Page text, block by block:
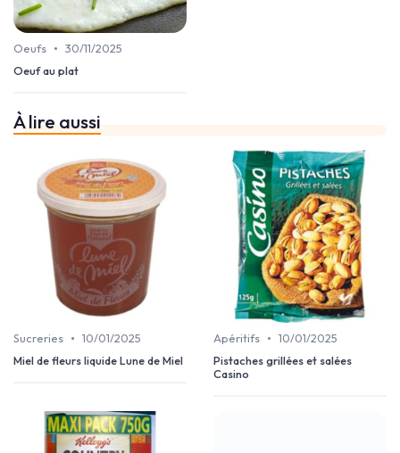
Oeufs • 30/11/2025
Oeuf au plat
À lire aussi
Sucreries • 10/01/2025
Miel de fleurs liquide Lune de Miel
Apéritifs • 10/01/2025
Pistaches grillées et salées
Casino